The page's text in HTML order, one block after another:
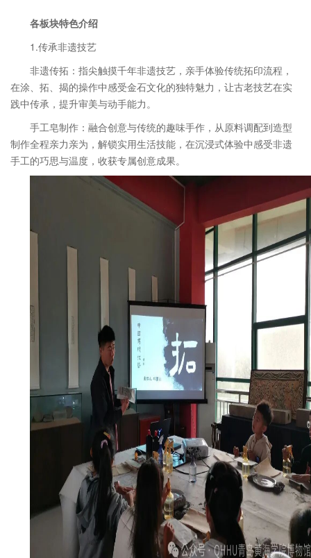
各板块特色介绍
1.传承非遗技艺
非遗传拓：指尖触摸千年非遗技艺，亲手体验传统拓印流程，
在涂、拓、揭的操作中感受金石文化的独特魅力，让古老技艺在实
践中传承，提升审美与动手能力。
手工皂制作：融合创意与传统的趣味手作，从原料调配到造型
制作全程亲力亲为，解锁实用生活技能，在沉浸式体验中感受非遗
手工的巧思与温度，收获专属创意成果。